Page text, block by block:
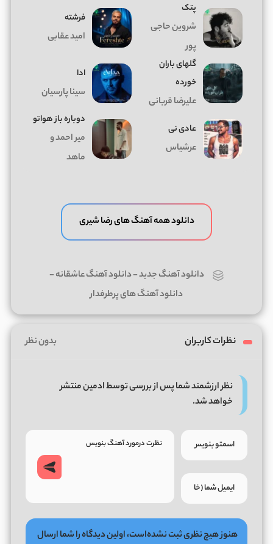
پتک
شروین حاجی
پور
فرشته
امید عقابی
گلهای باران
خورده
علیرضا قربانی
ادا
سینا پارسیان
عادی نی
عرشیاس
دوباره باز هواتو
میر احمد و
ماهد
دانلود همه آهنگ های رضا شیری
دانلود آهنگ جدید-دانلود آهنگ عاشقانه-
دانلود آهنگ های پرطرفدار
نظرات کاربران بدون نظر
نظر ارزشمند شما پس از بررسی توسط ادمین منتشر
خواهد شد.
هنوز هیچ نظری ثبت نشده‌است، اولین دیدگاه را شما ارسال